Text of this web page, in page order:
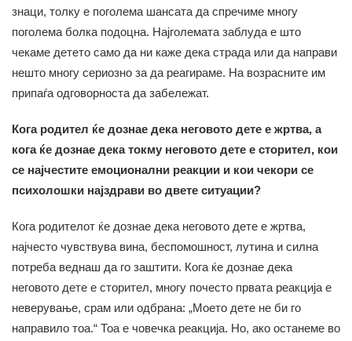
знаци, толку е поголема шансата да спречиме многу
поголема болка подоцна. Најголемата заблуда е што
чекаме детето само да ни каже дека страда или да направи
нешто многу сериозно за да реагираме. На возрасните им
припаѓа одговорноста да забележат.
Кога родител ќе дознае дека неговото дете е жртва, а
кога ќе дознае дека токму неговото дете е сторител, кои
се најчестите емоционални реакции и кои чекори се
психолошки најздрави во двете ситуации?
Кога родителот ќе дознае дека неговото дете е жртва,
најчесто чувствува вина, беспомошност, лутина и силна
потреба веднаш да го заштити. Кога ќе дознае дека
неговото дете е сторител, многу почесто првата реакција е
неверување, срам или одбрана: „Моето дете не би го
направило тоа.“ Тоа е човечка реакција. Но, ако останеме во